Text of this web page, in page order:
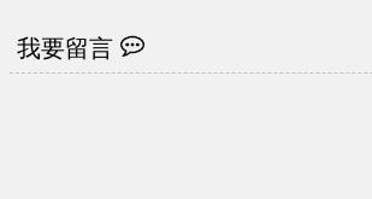
我要留言